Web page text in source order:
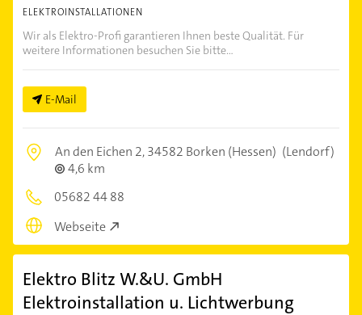
ELEKTROINSTALLATIONEN
Wir als Elektro-Profi garantieren Ihnen beste Qualität. Für
weitere Informationen besuchen Sie bitte...
E-Mail
An den Eichen 2,34582 Borken (Hessen) (Lendorf)
4,6 km
05682 44 88
Webseite
Elektro Blitz W.&U. GmbH
Elektroinstallation u. Lichtwerbung